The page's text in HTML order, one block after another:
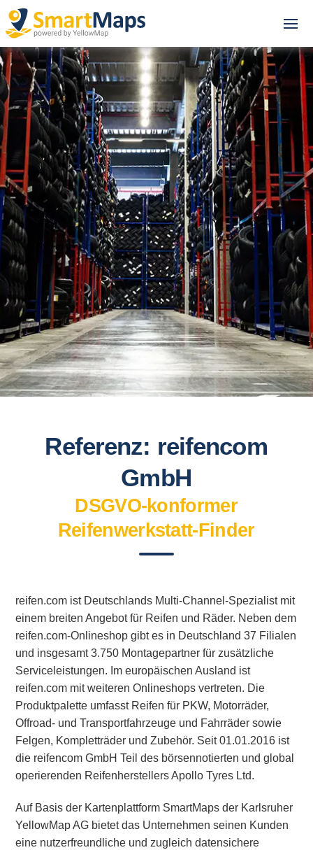
Referenz: reifencom
GmbH
DSGVO-konformer
Reifenwerkstatt-Finder
reifen.com ist Deutschlands Multi-Channel-Spezialist mit
einem breiten Angebot für Reifen und Räder. Neben dem
reifen.com-Onlineshop gibt es in Deutschland 37 Filialen
und insgesamt 3.750 Montagepartner für zusätzliche
Serviceleistungen. Im europäischen Ausland ist
reifen.com mit weiteren Onlineshops vertreten. Die
Produktpalette umfasst Reifen für PKW, Motorräder,
Offroad- und Transportfahrzeuge und Fahrräder sowie
Felgen, Kompletträder und Zubehör. Seit 01.01.2016 ist
die reifencom GmbH Teil des börsennotierten und global
operierenden Reifenherstellers Apollo Tyres Ltd.
Auf Basis der Kartenplattform SmartMaps der Karlsruher
YellowMap AG bietet das Unternehmen seinen Kunden
eine nutzerfreundliche und zugleich datensichere